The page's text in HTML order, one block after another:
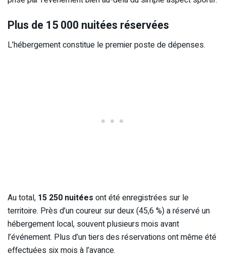
Plus de 15 000 nuitées réservées
L’hébergement constitue le premier poste de dépenses.
Au total, 15 250 nuitées ont été enregistrées sur le
territoire. Près d’un coureur sur deux (45,6 %) a réservé un
hébergement local, souvent plusieurs mois avant
l’événement. Plus d’un tiers des réservations ont même été
effectuées six mois à l’avance.